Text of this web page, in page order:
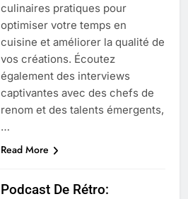
culinaires pratiques pour
optimiser votre temps en
cuisine et améliorer la qualité de
vos créations. Écoutez
également des interviews
captivantes avec des chefs de
renom et des talents émergents,
…
Read More
Podcast De Rétro: